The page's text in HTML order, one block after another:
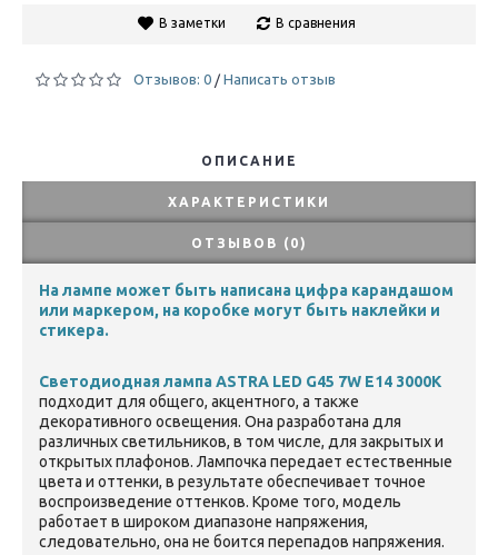
В заметки В сравнения
Отзывов: 0 / Написать отзыв
ОПИСАНИЕ
ХАРАКТЕРИСТИКИ
ОТЗЫВОВ (0)
На лампе может быть написана цифра карандашом
или маркером, на коробке могут быть наклейки и
стикера.
Светодиодная лампа ASTRA LED G45 7W E14 3000K
подходит для общего, акцентного, а также
декоративного освещения. Она разработана для
различных светильников, в том числе, для закрытых и
открытых плафонов. Лампочка передает естественные
цвета и оттенки, в результате обеспечивает точное
воспроизведение оттенков. Кроме того, модель
работает в широком диапазоне напряжения,
следовательно, она не боится перепадов напряжения.